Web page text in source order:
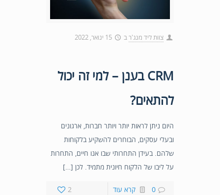
צוות ליד מנג'רב 15 ינואר, 2022
CRM בענן – למי זה יכול
להתאים?
היום ניתן לראות יותר ויותר חברות, ארגונים
ובעלי עסקים, הבוחרים להשקיע בלקוחות
שלהם. בעידן התחרותי שבו אנו חיים, התחרות
על ליבו של הלקוח חיונית מתמיד. לכן […]
2 0 קרא עוד